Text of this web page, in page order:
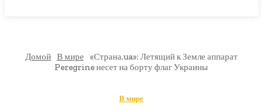
Домой В мире
«Страна.ua»: Летящий к Земле аппарат
Peregrine несет на борту флаг Украины
В мире